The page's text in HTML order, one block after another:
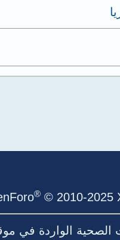
® © 2010-2025
الصحية الواردة